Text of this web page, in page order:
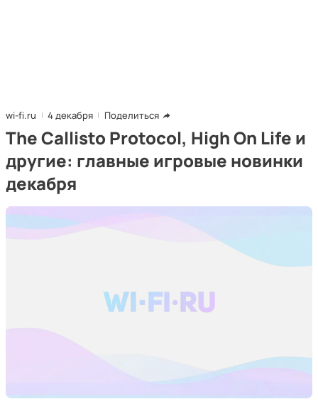
wi-fi.ru 4 декабря Поделиться
The Callisto Protocol, High On Life и
другие: главные игровые новинки
декабря